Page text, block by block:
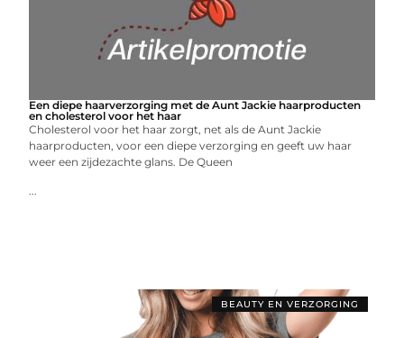
Een diepe haarverzorging met de Aunt Jackie haarproducten
en cholesterol voor het haar
Cholesterol voor het haar zorgt, net als de Aunt Jackie
haarproducten, voor een diepe verzorging en geeft uw haar
weer een zijdezachte glans. De Queen
...
BEAUTY EN VERZORGING